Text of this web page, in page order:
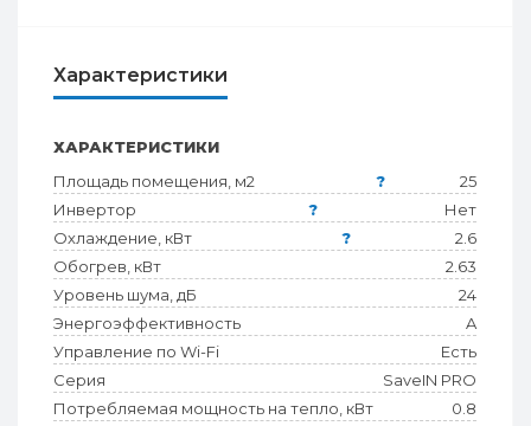
Характеристики
ХАРАКТЕРИСТИКИ
Площадь помещения, м2
?
25
Инвертор
?
Нет
Охлаждение, кВт
?
2.6
Обогрев, кВт
2.63
Уровень шума, дБ
24
Энергоэффективность
A
Управление по Wi-Fi
Есть
Серия
SaveIN PRO
Потребляемая мощность на тепло, кВт
0.8